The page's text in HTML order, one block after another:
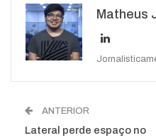
WhatsApp
Matheus
ANTERIOR
Lateral perde espaço no